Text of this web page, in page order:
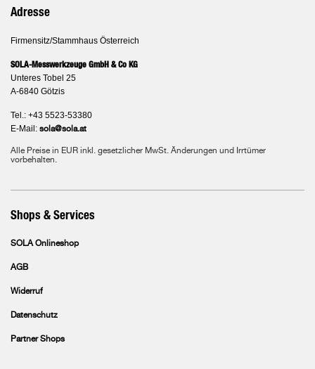
Adresse
Firmensitz/Stammhaus Österreich
SOLA-Messwerkzeuge GmbH & Co KG
Unteres Tobel 25
A-6840 Götzis
Tel.: +43 5523-53380
E-Mail: sola@sola.at
Alle Preise in EUR inkl. gesetzlicher MwSt. Änderungen und Irrtümer
vorbehalten.
Shops & Services
SOLA Onlineshop
AGB
Widerruf
Datenschutz
Partner Shops